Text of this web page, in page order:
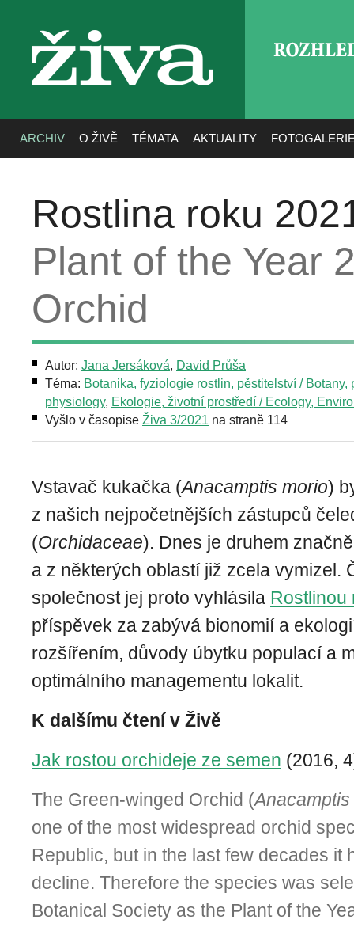
živa
ARCHIV O ŽIVĚ TÉMATA AKTUALITY
Rostlina roku
Plant of the Year
Orchid
Autor: Jana Jersáková, David Průša
Téma: Botanika, fyziologie rostlin, pěstitelství / Botany,
physiology, Ekologie, životní prostředí / Ecology,
Vyšlo v časopise Živa 3/2021 na straně 114
Vstavač kukačka (Anacamptis morio)
z našich nejpočetnějších zástupců
(Orchidaceae). Dnes je druhem
a z některých oblastí již zcela vymizel.
společnost jej proto vyhlásila Rostlinou
příspěvek za zabývá bionomií a
rozšířením, důvody úbytku populací a
optimálního managementu lokalit.
K dalšímu čtení v Živě
Jak rostou orchideje ze semen (2016,
The Green-winged Orchid (
one of the most wide­spread orchid
Republic, but in the last few decades it
decline. Therefore the species was
Botanical Socie­ty as the Plant of the